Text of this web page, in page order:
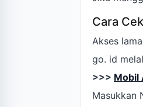
Cara
Akses
go. id
>>> Mobil
Masukkan